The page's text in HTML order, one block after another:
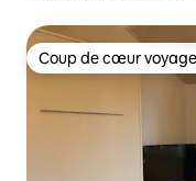
Coup de cœur
Coup de cœur